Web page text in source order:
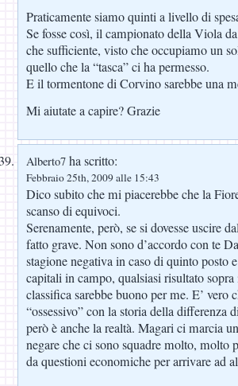
Praticamente siamo quinti a livello di
Se fosse così, il campionato della Viola
che sufficiente, visto che occupiamo un
quello che la “tasca” ci ha permesso.
E il tormentone di Corvino sarebbe una
Mi aiutate a capire? Grazie
Alberto7 ha scritto:
Febbraio 25th, 2009 alle 15:43
Dico subito che mi piacerebbe che la
scanso di equivoci.
Serenamente, però, se si dovesse uscire
fatto grave. Non sono d’accordo con te
stagione negativa in caso di quinto posto
capitali in campo, qualsiasi risultato
classifica sarebbe buono per me. E’ vero
“ossessivo” con la storia della differenza
però è anche la realtà. Magari ci marcia
negare che ci sono squadre molto, molto
da questioni economiche per arrivare ad